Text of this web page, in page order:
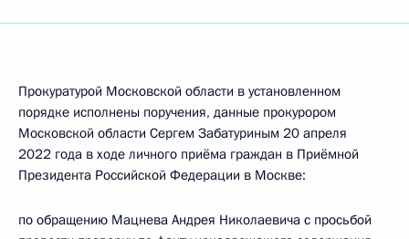
Прокуратурой Московской области в установленном
порядке исполнены поручения, данные прокурором
Московской области Сергем Забатуриным 20 апреля
2022 года в ходе личного приёма граждан в Приёмной
Президента Российской Федерации в Москве:
по обращению Мацнева Андрея Николаевича с просьбой